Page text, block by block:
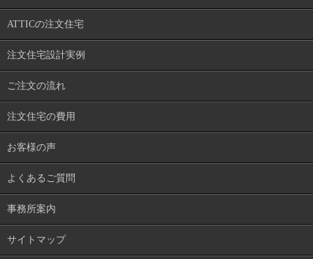
ATTICの注文住宅
注文住宅設計実例
ご注文の流れ
注文住宅の費用
お客様の声
よくあるご質問
事務所案内
サイトマップ